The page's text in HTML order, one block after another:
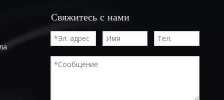
Свяжитесь с нами